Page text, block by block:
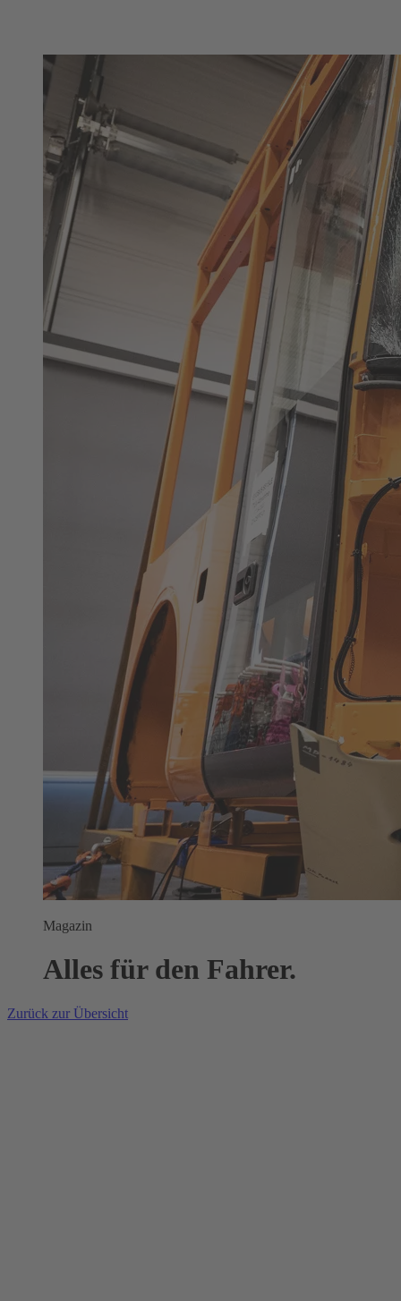
Magazin
Alles für den Fahrer.
Zurück zur Übersicht